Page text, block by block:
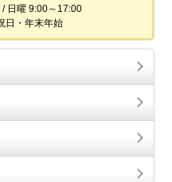
日曜 9:00～17:00
日・年末年始